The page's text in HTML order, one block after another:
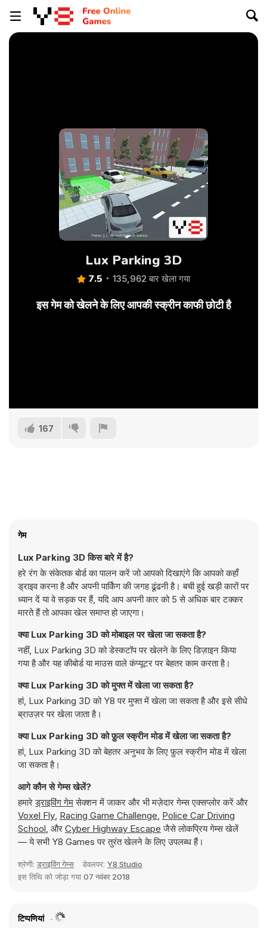
Lux Parking 3D
7.5 135,962 बार खेला गया
इस गेम को खेलने के लिए आपकी स्क्रीन काफी छोटी है
167
गेम
Lux Parking 3D किस बारे में है?
हरे रंग के संकेतक बोर्ड का पालन करें जो आपको दिखाएंगे कि आपको कहाँ
ड्राइव करना है और अपनी पार्किंग की जगह ढूंढनी है। बची हुई खड़ी कारों पर
ध्यान दें या वे सड़क पर हैं, यदि आप अपनी कार को 5 से अधिक बार टक्कर
मारते हैं तो आपका खेल समाप्त हो जाएगा।
क्या Lux Parking 3D को मोबाइल पर खेला जा सकता है?
नहीं, Lux Parking 3D को डेस्कटॉप पर खेलने के लिए डिज़ाइन किया
गया है और यह कीबोर्ड या माउस वाले कंप्यूटर पर बेहतर काम करता है।
क्या Lux Parking 3D को मुफ्त में खेला जा सकता है?
हां, Lux Parking 3D को Y8 पर मुफ्त में खेला जा सकता है और इसे सीधे
ब्राउज़र पर खेला जाता है।
क्या Lux Parking 3D को फ़ुल स्क्रीन मोड में खेला जा सकता है?
हां, Lux Parking 3D को बेहतर अनुभव के लिए फ़ुल स्क्रीन मोड में खेला
जा सकता है।
आगे कौन से गेम्स खेलें?
हमारेड्राइविंग गेमसेक्शन में जाकर और भी मज़ेदार गेम्स एक्सप्लोर करें और
Voxel Fly, Racing Game Challenge, Police Car Driving
School, और Cyber Highway Escape जैसे लोकप्रिय गेम्स खेलें
— ये सभी Y8 Games पर तुरंत खेलने के लिए उपलब्ध हैं।
श्रेणी: ड्राइविंग गेम्स डेवलपर: Y8 Studio
इस तिथि को जोड़ा गया 07 नवंबर 2018
टिप्पणियां